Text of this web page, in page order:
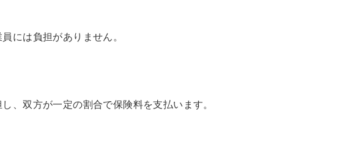
には負担がありません。
、双方が一定の割合で保険料を支払います。